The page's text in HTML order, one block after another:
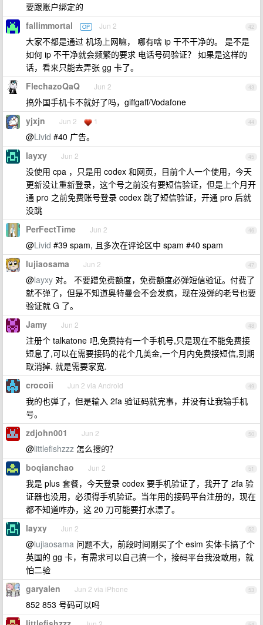
要跟账户绑定的
42
fallimmortal OP Jun 2
大家不都是通过 机场上网嘛， 哪有啥 ip 干不干净的。 是不是
如何 ip 不干净就会频繁的要求 电话号码验证？ 如果是这样的
话，看来只能去弄张 gg 卡了。
43
FlechazoQaQ Jun 2
搞外国手机卡不就好了吗，giffgaff/Vodafone
44
yjxjn Jun 2 1
@Livid #40 广告。
45
layxy Jun 2
没使用 cpa ，只是用 codex 和网页，目前个人一个使用，今天
更新没让重新登录，这个号之前没有要短信验证，但是上个月开
通 pro 之前免费账号登录 codex 跳了短信验证，开通 pro 后就
没跳
46
PerFectTime Jun 2
@Livid #39 spam, 且多次在评论区中 spam #40 spam
47
lujiaosama Jun 2
@layxy 对。 不要蹭免费额度，免费额度必弹短信验证。付费了
就不弹了，但是不知道奥特曼会不会发疯，现在没弹的老号也要
验证就 G 了。
48
Jamy Jun 2
注册个 talkatone 吧,免费持有一个手机号,只是现在不能免费接
短息了,可以在需要接码的花个几美金,一个月内免费接短信,到期
取消掉. 就是需要家宽.
49
crocoii Jun 2 via Android
我的也弹了，但是输入 2fa 验证码就完事，并没有让我输手机
号。
50
zdjohn001 Jun 2
@littlefishzzz 怎么搜的？
51
boqianchao Jun 2
我是 plus 套餐，今天登录 codex 要手机验证了，我开了 2fa 验
证器也没用，必须得手机验证。当年用的接码平台注册的，现在
都不知道咋办，这 20 刀可能要打水漂了。
52
layxy Jun 2
@lujiaosama 问题不大，前段时间刚买了个 esim 实体卡搞了个
英国的 gg 卡，有需求可以自己搞一个，接码平台我没敢用，就
怕二验
53
garyalen Jun 2 via iPhone
852 853 号码可以吗